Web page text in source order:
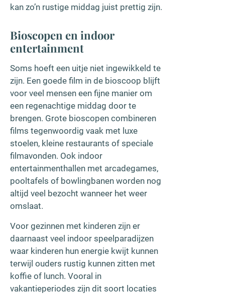
kan zo’n rustige middag juist prettig zijn.
Bioscopen en indoor
entertainment
Soms hoeft een uitje niet ingewikkeld te
zijn. Een goede film in de bioscoop blijft
voor veel mensen een fijne manier om
een regenachtige middag door te
brengen. Grote bioscopen combineren
films tegenwoordig vaak met luxe
stoelen, kleine restaurants of speciale
filmavonden. Ook indoor
entertainmenthallen met arcadegames,
pooltafels of bowlingbanen worden nog
altijd veel bezocht wanneer het weer
omslaat.
Voor gezinnen met kinderen zijn er
daarnaast veel indoor speelparadijzen
waar kinderen hun energie kwijt kunnen
terwijl ouders rustig kunnen zitten met
koffie of lunch. Vooral in
vakantieperiodes zijn dit soort locaties